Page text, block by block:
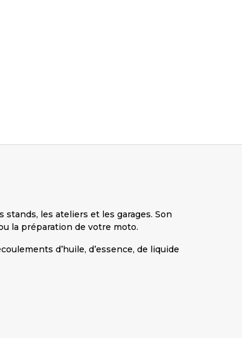
les ateliers et les garages. Son
la préparation de votre moto.
d’huile, d’essence, de liquide